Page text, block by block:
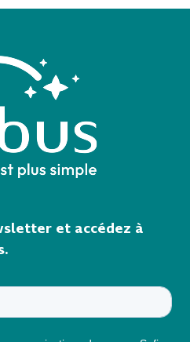
et accédez à